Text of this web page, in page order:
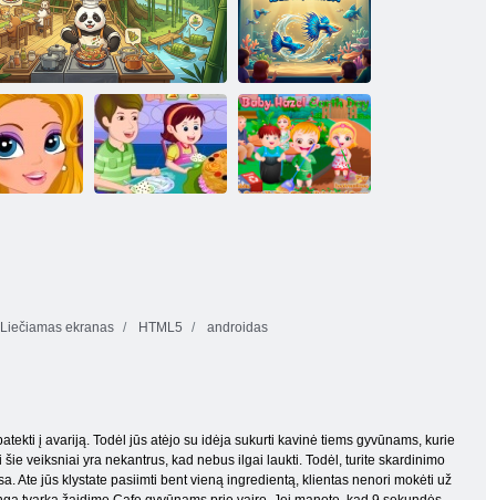
Užimtas bičių
avilys
Tuščiosios eigos
akvariumas
Liečiamas ekranas HTML5 androidas
į avariją. Todėl jūs atėjo su idėja sukurti kavinė tiems gyvūnams, kurie
veiksniai yra nekantrus, kad nebus ilgai laukti. Todėl, turite skardinimo
Ate jūs klystate pasiimti bent vieną ingredientą, klientas nenori mokėti už